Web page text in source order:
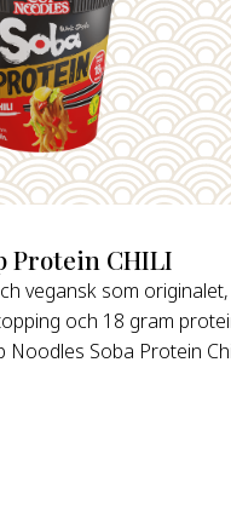
Protein CHILI
vegansk som originalet,
och 18 gram
Noodles Soba Protein